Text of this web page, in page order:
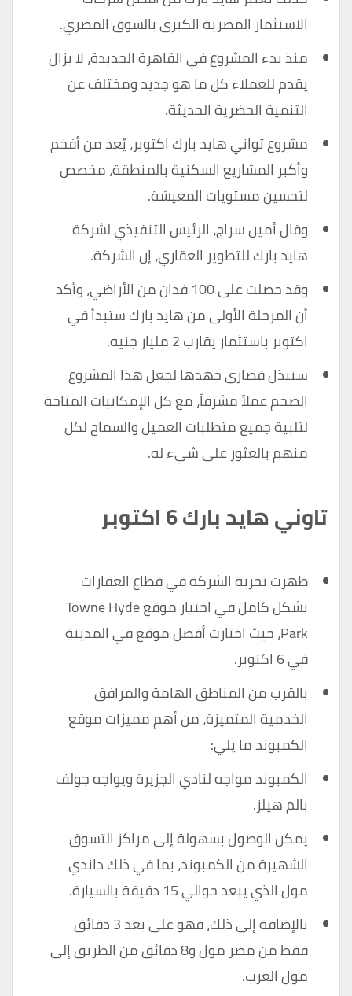
الاستثمار المصرية الكبرى بالسوق المصري.
منذ بدء المشروع في القاهرة الجديدة، لا يزال
يقدم للعملاء كل ما هو جديد ومختلف عن
التنمية الحضرية الحديثة.
مشروع تواني هايد بارك اكتوبر، يُعد من أفخم
وأكبر المشاريع السكنية بالمنطقة، مخصص
لتحسين مستويات المعيشة.
وقال أمين سراج، الرئيس التنفيذي لشركة
هايد بارك للتطوير العقاري، إن الشركة.
وقد حصلت على 100 فدان من الأراضي، وأكد
أن المرحلة الأولى من هايد بارك ستبدأ في
اكتوبر باستثمار يقارب 2 مليار جنيه.
ستبذل قصارى جهدها لجعل هذا المشروع
الضخم عملاً مشرقاً، مع كل الإمكانيات المتاحة
لتلبية جميع متطلبات العميل والسماح لكل
منهم بالعثور على شيء له.
تاوني هايد بارك 6 اكتوبر
ظهرت تجربة الشركة في قطاع العقارات
بشكل كامل في اختيار موقع Towne Hyde
Park، حيث اختارت أفضل موقع في المدينة
في 6 اكتوبر.
بالقرب من المناطق الهامة والمرافق
الخدمية المتميزة، من أهم مميزات موقع
الكمبوند ما يلي:
الكمبوند مواجه لنادي الجزيرة ويواجه جولف
بالم هيلز.
يمكن الوصول بسهولة إلى مراكز التسوق
الشهيرة من الكمبوند، بما في ذلك داندي
مول الذي يبعد حوالي 15 دقيقة بالسيارة.
بالإضافة إلى ذلك، فهو على بعد 3 دقائق
فقط من مصر مول و8 دقائق من الطريق إلى
مول العرب.